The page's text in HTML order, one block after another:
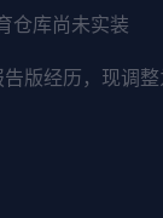
仓库尚未实装
版经历，现调